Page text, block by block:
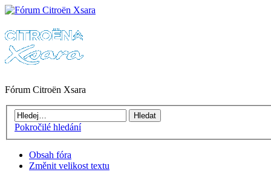
Fórum Citroën Xsara
Pokročilé hledání
Obsah fóra
Změnit velikost textu